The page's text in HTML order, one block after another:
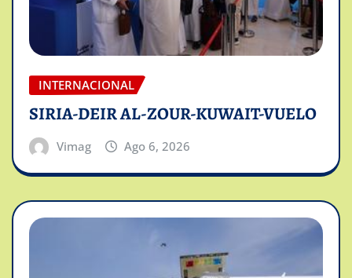
INTERNACIONAL
SIRIA-DEIR AL-ZOUR-KUWAIT-VUELO
Vimag Ago 6, 2026